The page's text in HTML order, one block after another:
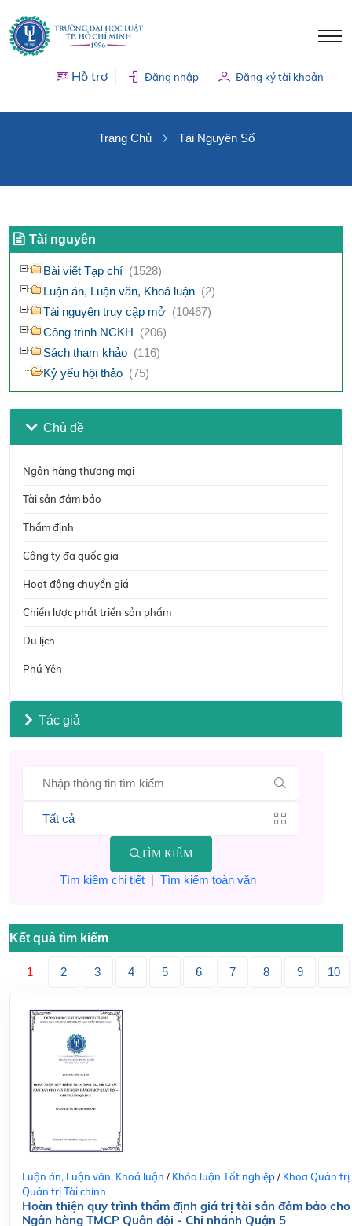
Hỗ trợ Đăng nhập Đăng ký tài khoản
Trang Chủ Tài Nguyên Số
Tài nguyên
Bài viết Tạp chí (1528)
Luận án, Luận văn, Khoá luận (2)
Tài nguyên truy cập mở (10467)
Công trình NCKH (206)
Sách tham khảo (116)
Kỷ yếu hội thảo (75)
Chủ đề
Ngân hàng thương mại
Tài sản đảm bảo
Thẩm định
Công ty đa quốc gia
Hoạt động chuyển giá
Chiến lược phát triển sản phẩm
Du lịch
Phú Yên
Tác giả
TÌM KIẾM
Tìm kiếm chi tiết| Tìm kiếm toàn văn
Kết quả tìm kiếm
1 2 3 4 5 6 7 8 9 10
Luận án, Luận văn, Khoá luận / Khóa luận Tốt nghiệp/ Khoa Quản trị
Quản trị Tài chính
Hoàn thiện quy trình thẩm định giá trị tài sản đảm bảo
Ngân hàng TMCP Quân đội - Chi nhánh Quận 5